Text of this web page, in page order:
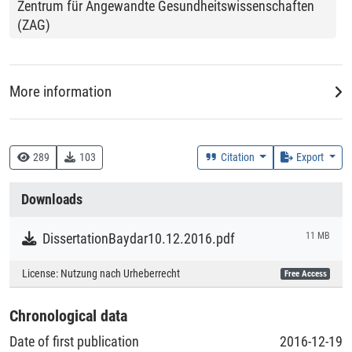
289 103 Citation Export
Downloads
DissertationBaydar10.12.2016.pdf 11 MB
License: Nutzung nach Urheberrecht Free Access
Chronological data
Date of first publication
2016-12-19
Zentrum für Angewandte Gesundheitswissenschaften
(ZAG)
More information
370 :: Bildung und Erziehung
Creation Context
Collections
Literaturpublikationen